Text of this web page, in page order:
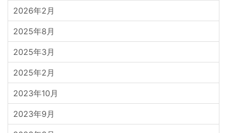
2026年2月
2025年8月
2025年3月
2025年2月
2023年10月
2023年9月